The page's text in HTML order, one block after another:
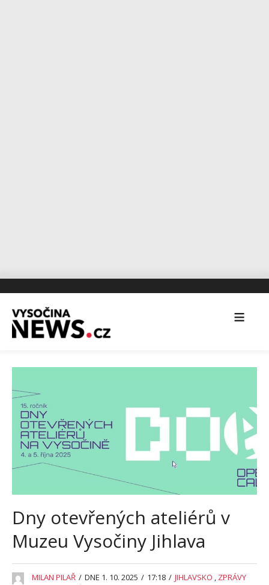
Dny otevřených ateliérů v
Muzeu Vysočiny Jihlava
MILAN PILAŘ / DNE 1. 10. 2025 / 17:18 / JIHLAVSKO , ZPRÁVY